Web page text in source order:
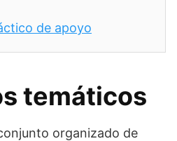
de apoyo
temáticos
organizado de